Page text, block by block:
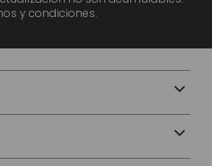
y condiciones.